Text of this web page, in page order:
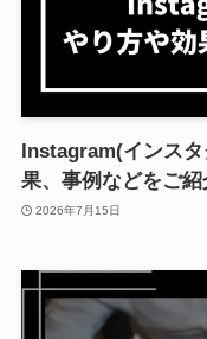
Instagram(インス
果、事例などをご紹
2026年7月15日